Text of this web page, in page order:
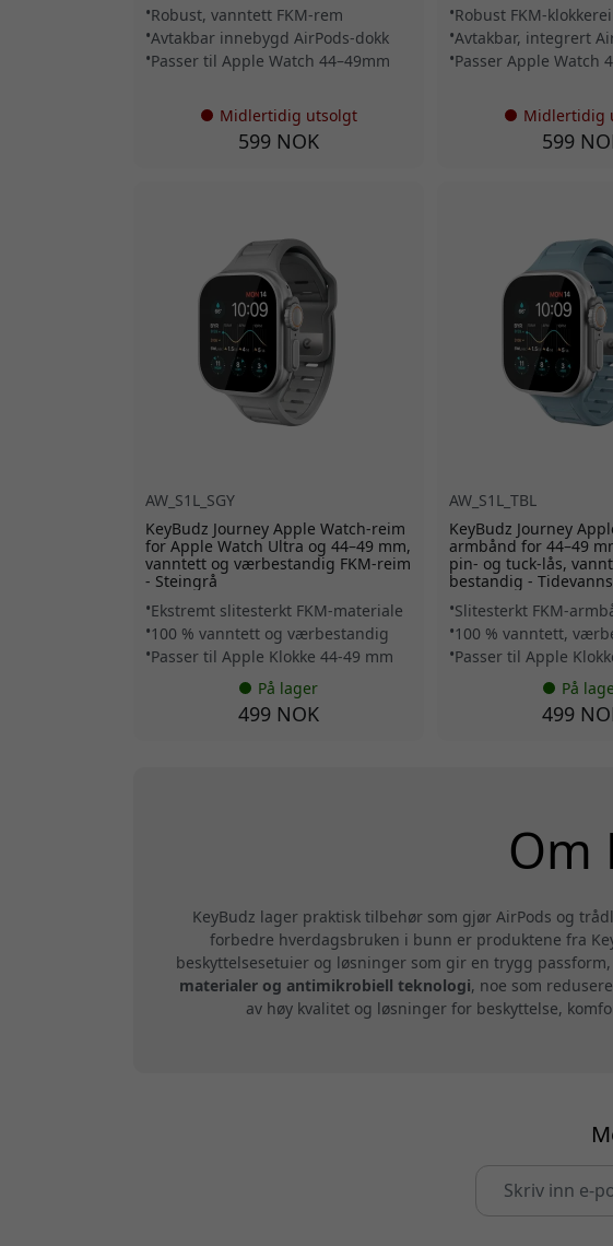
Robust, vanntett FKM-rem
Avtakbar innebygd AirPods-dokk
Passer til Apple Watch 44–49mm
Midlertidig utsolgt
599 NOK
Robust FKM-
Avtakbar, integrert
Passer Apple Watch
Midlertidig
599
AW_S1L_SGY
KeyBudz Journey Apple Watch-reim
for Apple Watch Ultra og 44–49 mm,
vanntett og værbestandig FKM-reim
- Steingrå
Ekstremt slitesterkt FKM-materiale
100 % vanntett og værbestandig
Passer til Apple Klokke 44-49 mm
På lager
499 NOK
AW_S1L_TBL
KeyBudz Journey
armbånd for 44–49
pin- og tuck-lås,
bestandig -
Slitesterkt FKM-
100 % vanntett,
Passer til Apple
På
499
Om
KeyBudz lager praktisk tilbehør som gjør AirPods og
forbedre hverdagsbruken i bunn er produktene fra
beskyttelsesetuier og løsninger som gir en trygg
materialer og antimikrobiell teknologi, noe som
av høy kvalitet og løsninger for beskyttelse,